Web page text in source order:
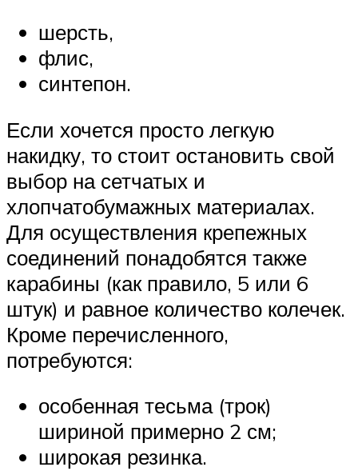
шерсть,
флис,
синтепон.
Если хочется просто легкую
накидку, то стоит остановить свой
выбор на сетчатых и
хлопчатобумажных материалах.
Для осуществления крепежных
соединений понадобятся также
карабины (как правило, 5 или 6
штук) и равное количество колечек.
Кроме перечисленного,
потребуются:
особенная тесьма (трок)
шириной примерно 2 см;
широкая резинка.